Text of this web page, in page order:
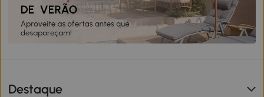
Destaque